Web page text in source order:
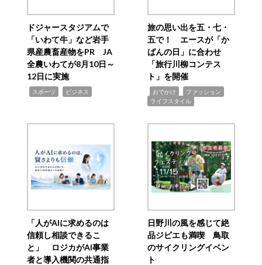
ドジャースタジアムで
「いわて牛」など岩手
県産農畜産物をPR JA
全農いわてが8月10日～
12日に実施
スポーツ ビジネス
旅の思い出を五・七・
五で！ エースが「か
ばんの日」に合わせ
「旅行川柳コンテス
ト」を開催
おでかけ ファッション
ライフスタイル
「人がAIに求めるのは
信頼し相談できるこ
と」 ロジカがAI事業
者と導入機関の共通指
日野川の風を感じて絶
品ジビエも満喫 鳥取
のサイクリングイベン
ト